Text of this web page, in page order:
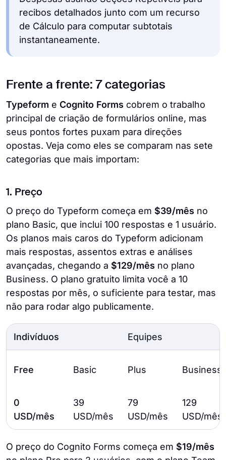
recibos detalhados junto com um recurso
de Cálculo para computar subtotais
instantaneamente.
Frente a frente: 7 categorias
Typeform e Cognito Forms cobrem o trabalho
principal de criação de formulários online, mas
seus pontos fortes puxam para direções
opostas. Veja como eles se comparam nas sete
categorias que mais importam:
1. Preço
O preço do Typeform começa em $39/mês no
plano Basic, que inclui 100 respostas e 1 usuário.
Os planos mais caros do Typeform adicionam
mais respostas, assentos extras e análises
avançadas, chegando a $129/mês no plano
Business. O plano gratuito limita você a 10
respostas por mês, o suficiente para testar, mas
não para rodar algo publicamente.
Indivíduos Equipes
Free Basic Plus Business
0
USD/mês
39
USD/mês
79
USD/mês
129
USD/mês
O preço do Cognito Forms começa em $19/mês